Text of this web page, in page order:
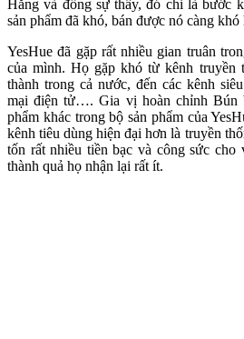
Hằng và đồng sự thấy, đó chỉ là bước
sản phẩm đã khó, bán được nó càng khó
YesHue đã gặp rất nhiều gian truân
của mình. Họ gặp khó từ kênh truyền
thành trong cả nước, đến các kênh
mại điện tử…. Gia vị hoàn chỉnh Bún
phẩm khác trong bộ sản phẩm của
kênh tiêu dùng hiện đại hơn là truyền
tốn rất nhiều tiền bạc và công sức
thành quả họ nhận lại rất ít.